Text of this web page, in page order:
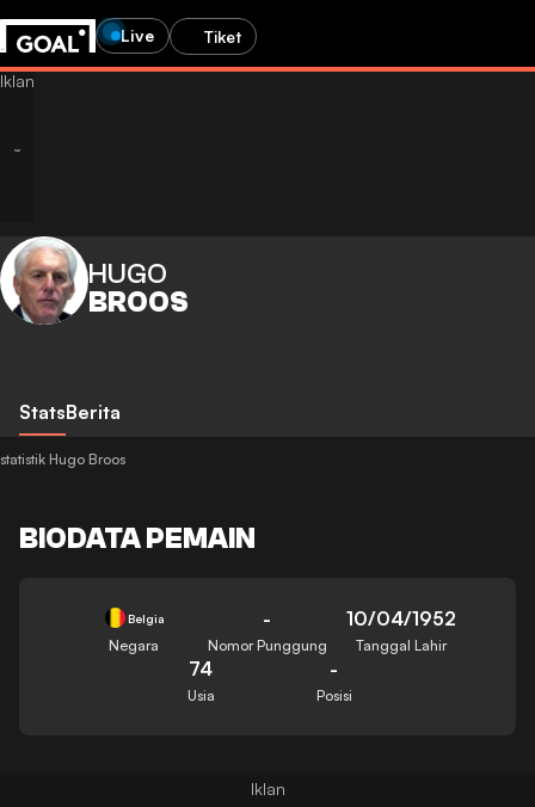
Live Tiket
HUGO
BROOS
StatsBerita
statistik Hugo Broos
BIODATA PEMAIN
Belgia
Negara
-
Nomor Punggung
10/04/1952
Tanggal Lahir
74
Usia
-
Posisi